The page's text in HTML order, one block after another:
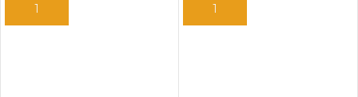
ДОДАЈ ВО КОШНИЦА ДОДАЈ ВО КОШНИЦА